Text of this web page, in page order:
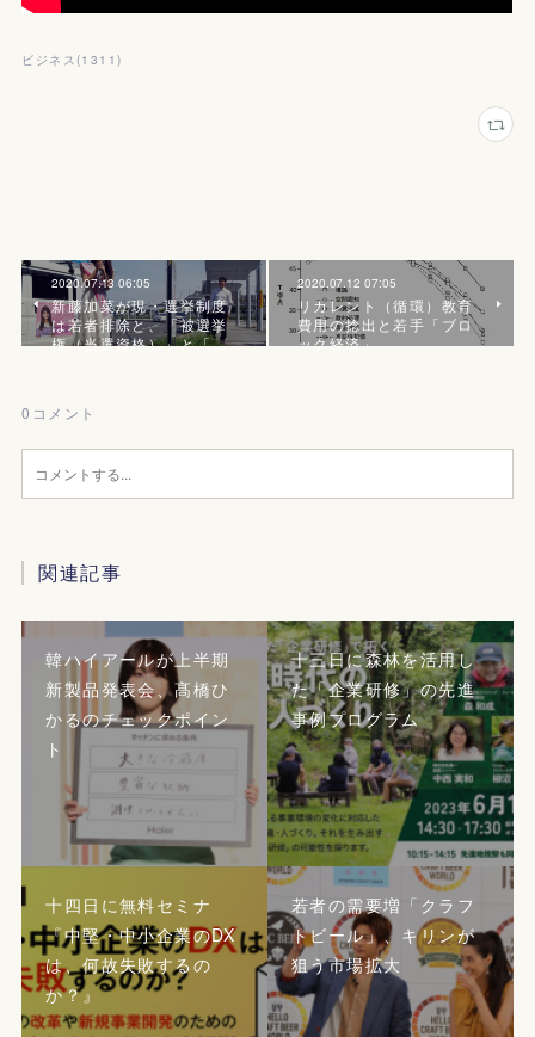
ビジネス (1311 )
2020.07.13 06:05
新藤加菜が現・選挙制度
は若者排除と、「被選挙
権（当選資格）」と「…
2020.07.12 07:05
リカレント（循環）教育
費用の捻出と若手「ブロ
ック経済」
0 コメント
関連記事
韓ハイアールが上半期
新製品発表会、髙橋ひ
かるのチェックポイン
ト
十三日に森林を活用し
た「企業研修」の先進
事例プログラム
十四日に無料セミナ
『中堅・中小企業のDX
は、何故失敗するの
か？』
若者の需要増「クラフ
トビール」、キリンが
狙う市場拡大